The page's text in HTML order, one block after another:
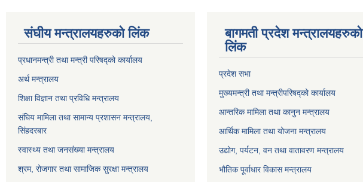
संघीय मन्त्रालयहरुको लिंक
प्रधानमन्त्री तथा मन्त्री परिषद्को कार्यालय
अर्थ मन्त्रालय
शिक्षा विज्ञान तथा प्रविधि मन्त्रालय
संघिय मामिला तथा सामान्य प्रशासन मन्त्रालय,
सिंहदरबार
स्वास्थ्य तथा जनसंख्या मन्त्रालय
श्रम, रोजगार तथा सामाजिक सुरक्षा मन्त्रालय
बागमती प्रदेश मन्त्रालयहरुको
लिंक
प्रदेश सभा
मुख्यमन्त्री तथा मन्त्रीपरिषद्को कार्यालय
आन्तरिक मामिला तथा कानुन मन्त्रालय
आर्थिक मामिला तथा योजना मन्त्रालय
उद्योग, पर्यटन, वन तथा वातावरण मन्त्रालय
भौतिक पूर्वाधार विकास मन्त्रालय